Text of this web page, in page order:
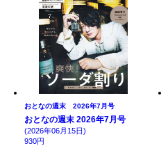
おとなの週末 2026年7月号
おとなの週末 2026年7月号
(2026年06月15日)
930円